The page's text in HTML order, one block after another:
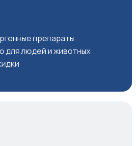
препараты
для людей и животных